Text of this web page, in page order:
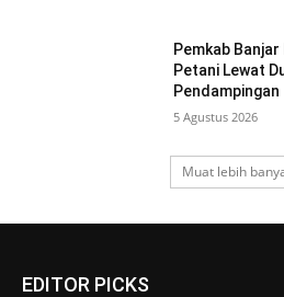
Pemkab
Petani Lewat
Pendampingan
5 Agustus 2026
Muat lebih
EDITOR PICKS